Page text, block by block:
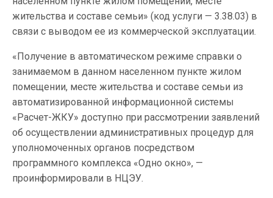
жительства и составе семьи» (код услуги — 3.38.03) в
связи с выводом ее из коммерческой эксплуатации.
«Получение в автоматическом режиме справки о
занимаемом в данном населенном пункте жилом
помещении, месте жительства и составе семьи из
автоматизированной информационной системы
«Расчет-ЖКУ» доступно при рассмотрении заявлений
об осуществлении административных процедур для
уполномоченных органов посредством
программного комплекса «Одно окно», —
проинформировали в НЦЭУ.